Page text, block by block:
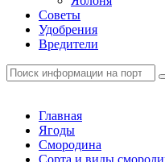
Советы
Удобрения
Вредители
Главная
Ягоды
Смородина
Сорта и виды